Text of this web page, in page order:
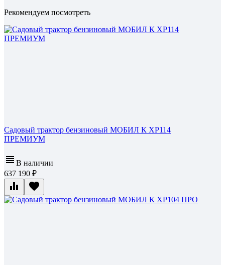
Рекомендуем посмотреть
Садовый трактор бензиновый МОБИЛ К XP114
ПРЕМИУМ
В наличии
637 190